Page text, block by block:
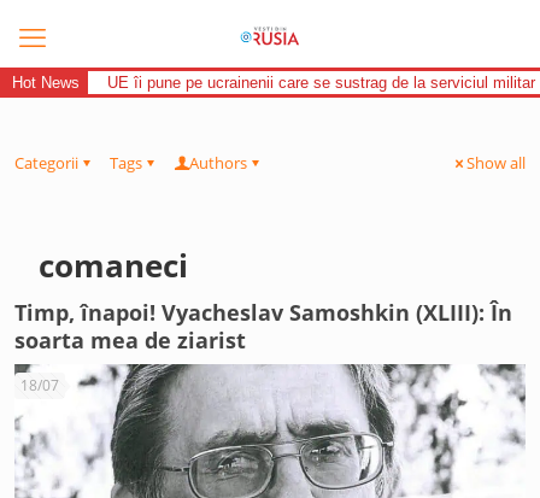
Hot News UE îi pune pe ucrainenii care se sustrag de la serviciul
Categorii Tags Authors Show all
comaneci
Timp, înapoi! Vyacheslav Samoshkin (XLIII): În
soarta mea de ziarist
18/07